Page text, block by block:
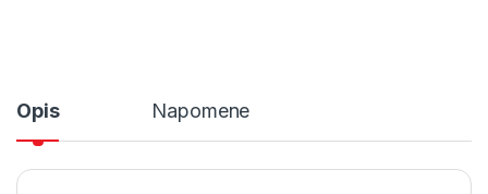
Opis Napomene